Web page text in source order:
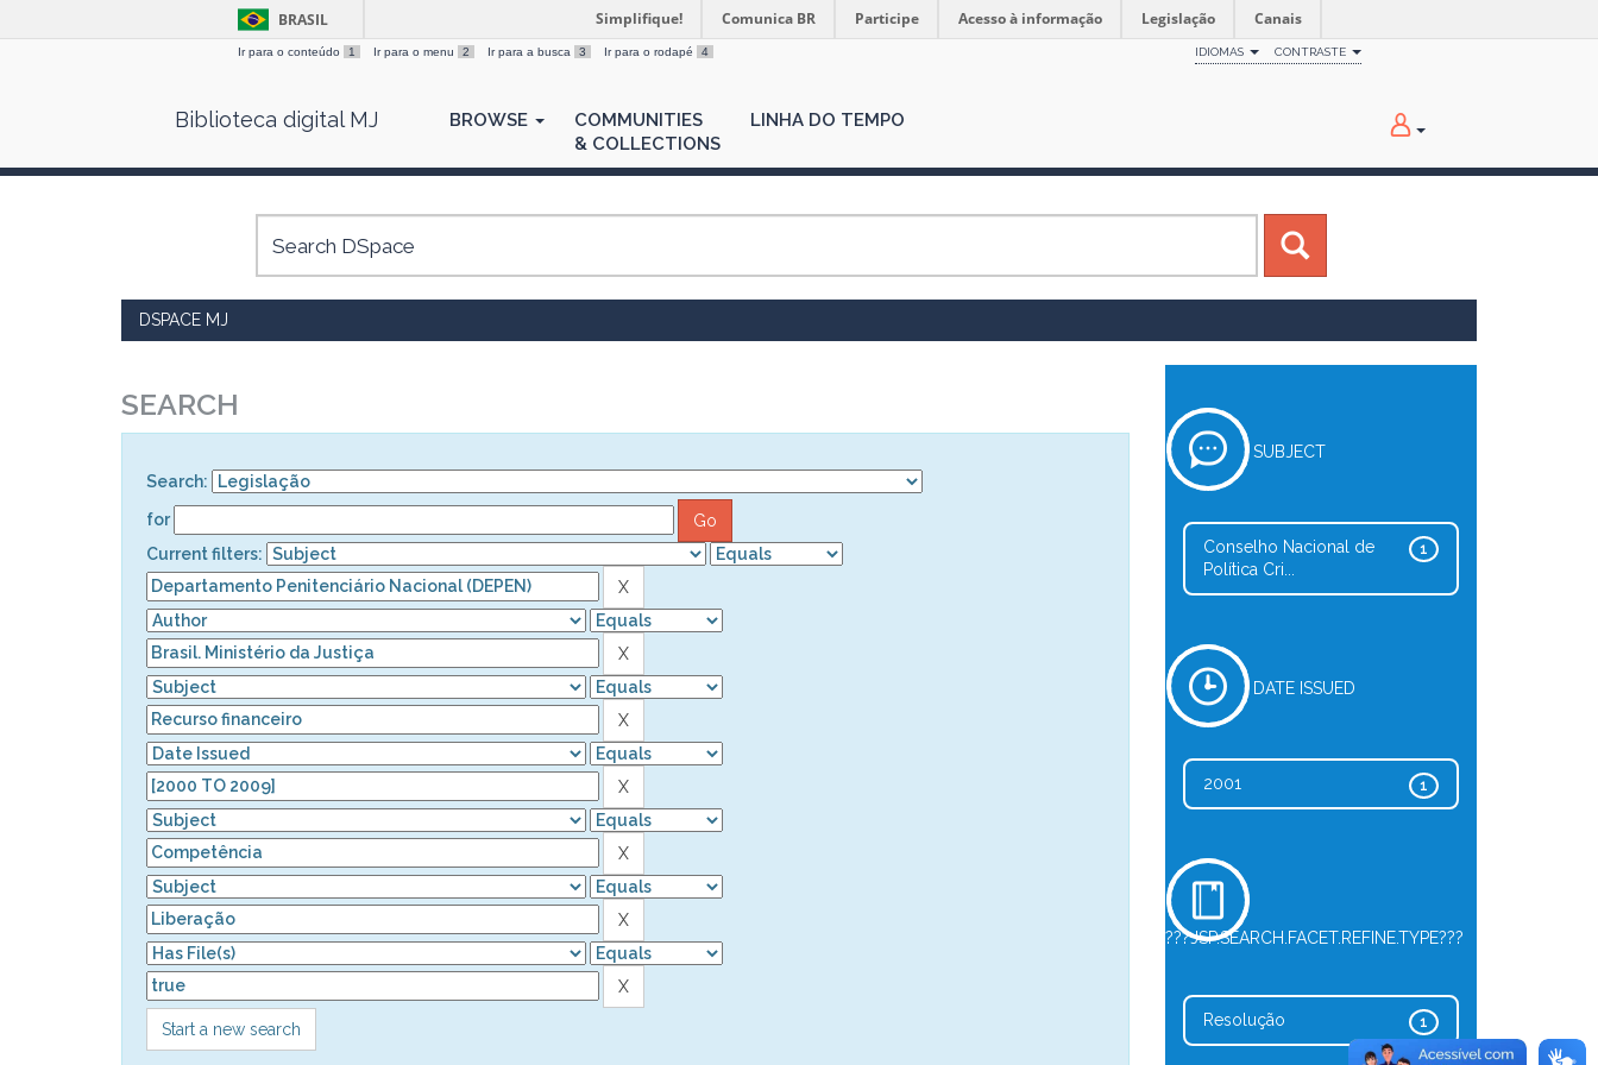
BRASIL Simplifique! Comunica BR Participe Acesso à informação Legislação Canais
Ir para o conteúdo 1 Ir para o menu 2 Ir para a busca 3 Ir para o rodapé 4 IDIOMAS CONTRASTE
Biblioteca digital MJ BROWSE
COMMUNITIES
& COLLECTIONS
LINHA DO TEMPO
DSPACE MJ
SEARCH
Search:
for
Current filters:
Start a new search
SUBJECT
1
Conselho Nacional de
Política Cri...
DATE ISSUED
1
2001
???JSP.SEARCH.FACET.REFINE.TYPE???
1
Resolução